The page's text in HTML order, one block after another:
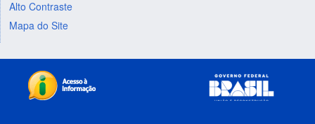
Alto Contraste
Mapa do Site